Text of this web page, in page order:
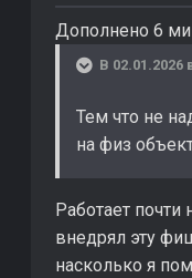
Дополнено 6
В 02.01.2026
Тем что не
на физ
Работает
внедрял эту
насколько я